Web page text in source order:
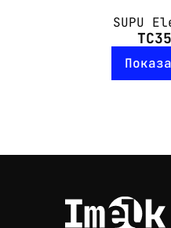
SUPU